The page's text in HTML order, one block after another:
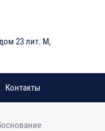
23 лит. М,
Контакты